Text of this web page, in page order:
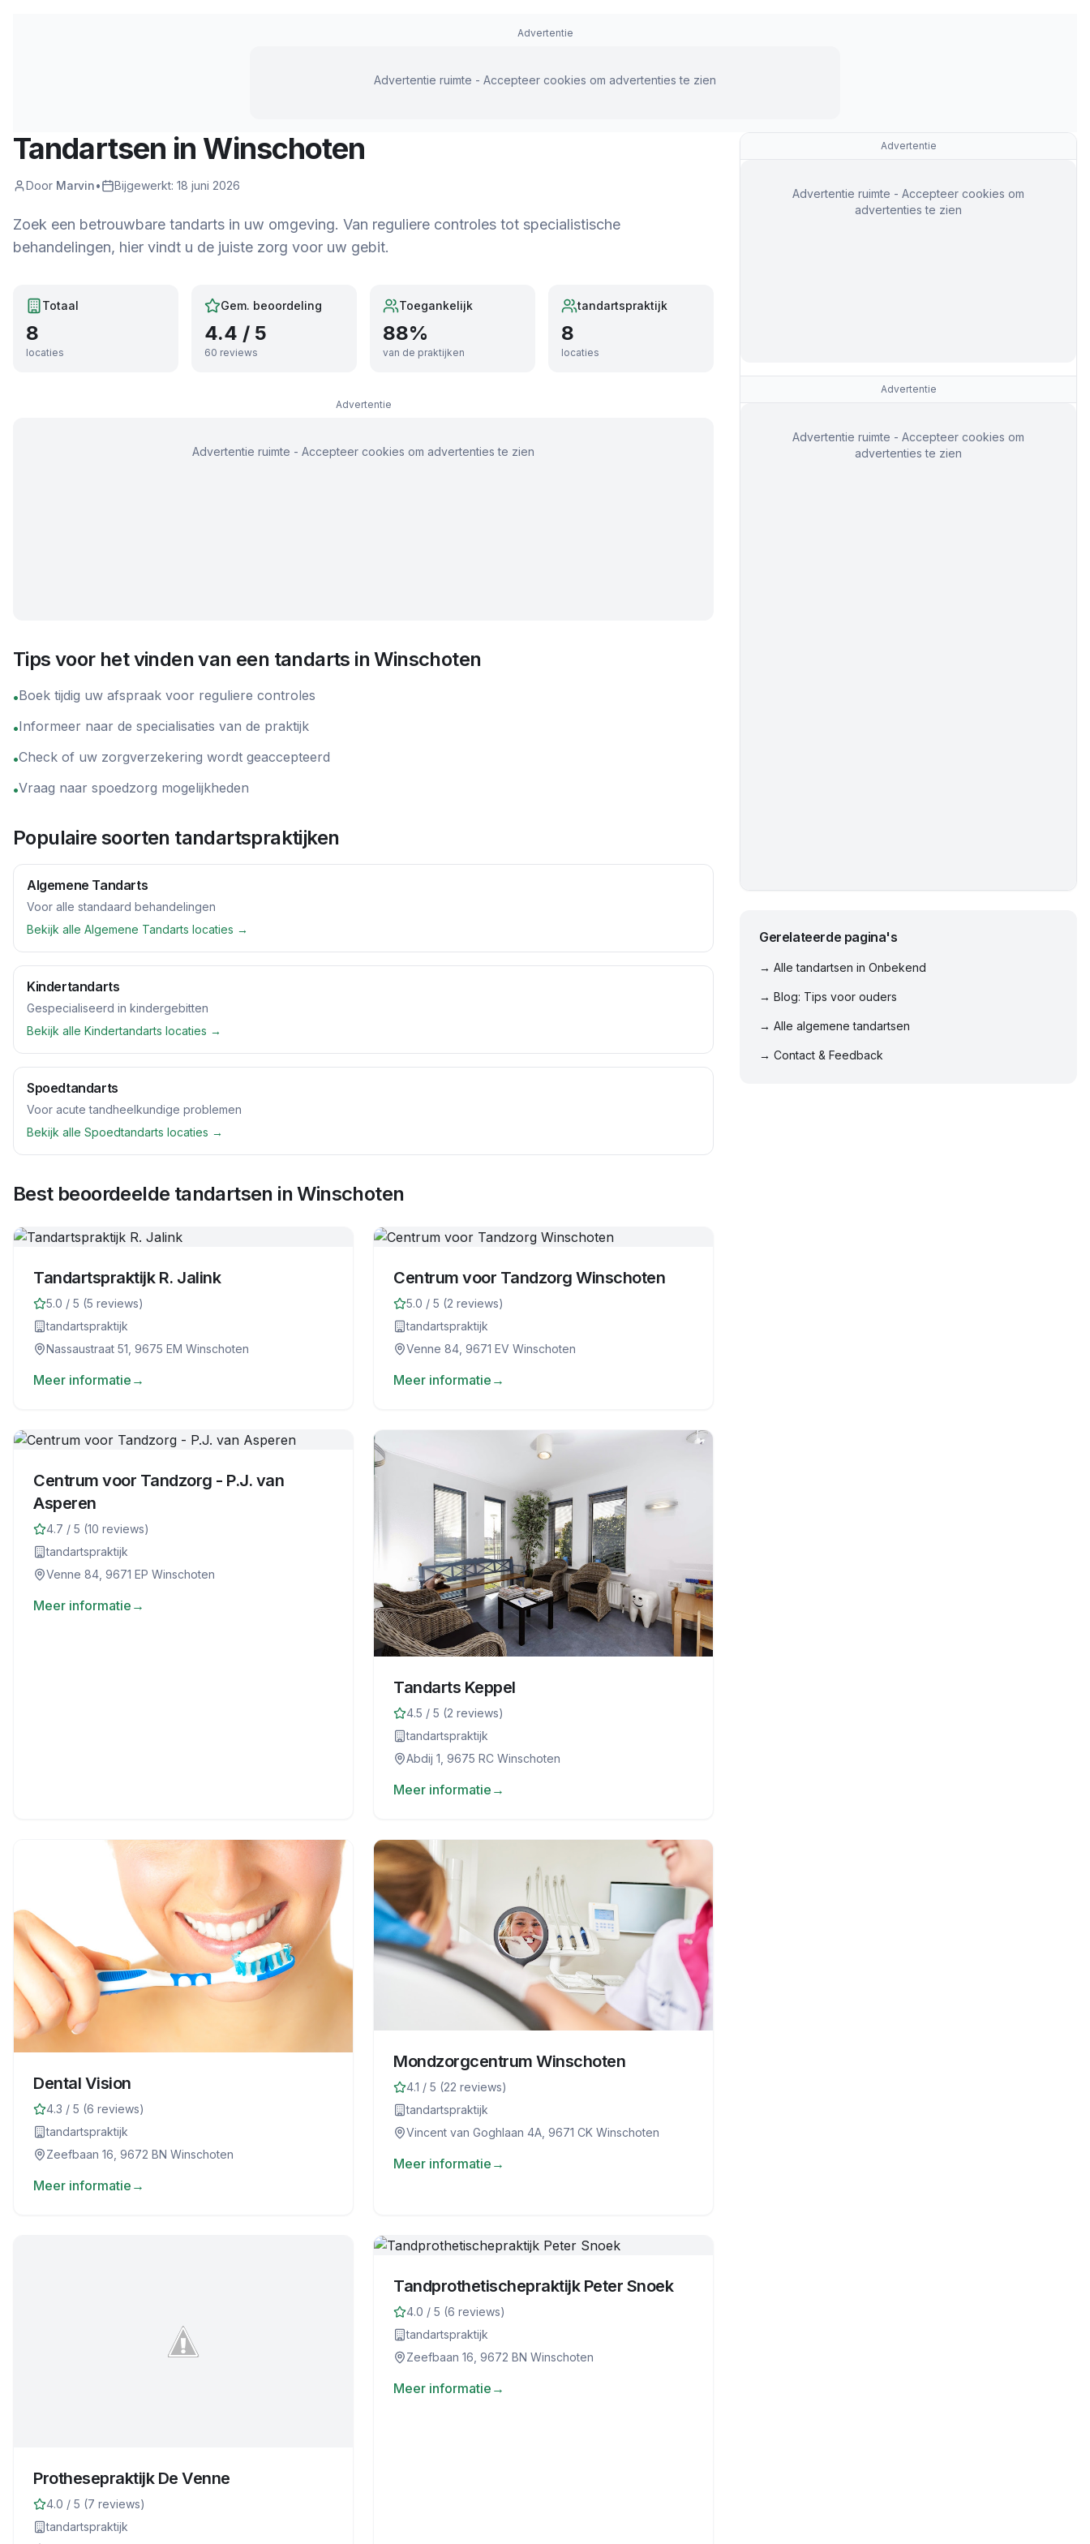
Advertentie
Advertentie ruimte - Accepteer cookies om advertenties te zien
Tandartsen in Winschoten
Door Marvin• Bijgewerkt: 18 juni 2026
Zoek een betrouwbare tandarts in uw omgeving. Van reguliere controles tot specialistische
behandelingen, hier vindt u de juiste zorg voor uw gebit.
Totaal
8
locaties
Gem. beoordeling
4.4 / 5
60 reviews
Toegankelijk
88%
van de praktijken
tandartspraktijk
8
locaties
Advertentie
Advertentie ruimte - Accepteer cookies om advertenties te zien
Tips voor het vinden van een tandarts inWinschoten
•Boek tijdig uw afspraak voor reguliere controles
•Informeer naar de specialisaties van de praktijk
•Check of uw zorgverzekering wordt geaccepteerd
•Vraag naar spoedzorg mogelijkheden
Populaire soorten tandartspraktijken
Algemene Tandarts
Voor alle standaard behandelingen
Bekijk alle Algemene Tandarts locaties →
Kindertandarts
Gespecialiseerd in kindergebitten
Bekijk alle Kindertandarts locaties →
Spoedtandarts
Voor acute tandheelkundige problemen
Bekijk alle Spoedtandarts locaties →
Best beoordeelde tandartsen inWinschoten
Tandartspraktijk R. Jalink
5.0 / 5 (5 reviews)
tandartspraktijk
Nassaustraat 51, 9675 EM Winschoten
Meer informatie →
Centrum voor Tandzorg Winschoten
5.0 / 5 (2 reviews)
tandartspraktijk
Venne 84, 9671 EV Winschoten
Meer informatie →
Centrum voor Tandzorg - P.J. van
Asperen
4.7 / 5 (10 reviews)
tandartspraktijk
Venne 84, 9671 EP Winschoten
Meer informatie →
Tandarts Keppel
4.5 / 5 (2 reviews)
tandartspraktijk
Abdij 1, 9675 RC Winschoten
Meer informatie →
Dental Vision
4.3 / 5 (6 reviews)
tandartspraktijk
Zeefbaan 16, 9672 BN Winschoten
Meer informatie →
Mondzorgcentrum Winschoten
4.1 / 5 (22 reviews)
tandartspraktijk
Vincent van Goghlaan 4A, 9671 CK Winschoten
Meer informatie →
Prothesepraktijk De Venne
4.0 / 5 (7 reviews)
tandartspraktijk
Tandprothetischepraktijk Peter Snoek
4.0 / 5 (6 reviews)
tandartspraktijk
Zeefbaan 16, 9672 BN Winschoten
Meer informatie →
Advertentie
Advertentie ruimte - Accepteer cookies om
advertenties te zien
Advertentie
Advertentie ruimte - Accepteer cookies om
advertenties te zien
Gerelateerde pagina's
→ Alle tandartsen in Onbekend
→ Blog: Tips voor ouders
→ Alle algemene tandartsen
→ Contact & Feedback